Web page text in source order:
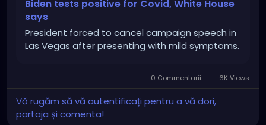
Biden tests positive for Covid, White House
says
President forced to cancel campaign speech in
Las Vegas after presenting with mild symptoms.
0 Commentarii 6K Views
Vă rugăm să vă autentificați pentru a vă dori,
partaja și comenta!